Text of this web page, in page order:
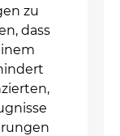
zu
dass